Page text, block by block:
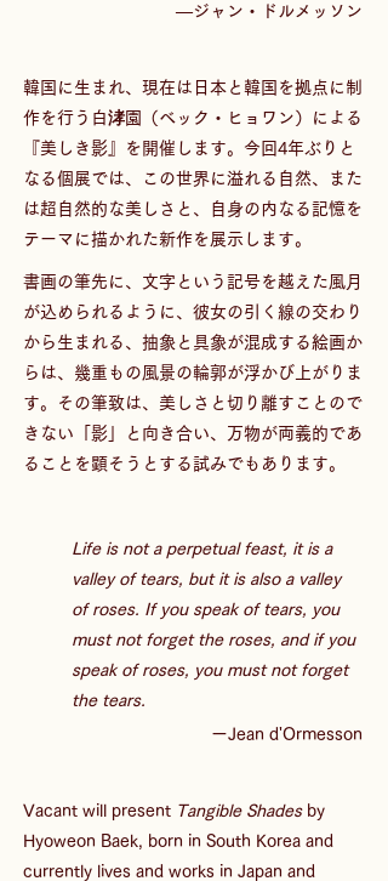
―ジャン・ドルメッソン
韓国に生まれ、現在は日本と韓国を拠点に制
作を行う白涍園（ベック・ヒョワン）による
『美しき影』を開催します。今回4年ぶりと
なる個展では、この世界に溢れる自然、また
は超自然的な美しさと、自身の内なる記憶を
テーマに描かれた新作を展示します。
書画の筆先に、文字という記号を越えた風月
が込められるように、彼女の引く線の交わり
から生まれる、抽象と具象が混成する絵画か
らは、幾重もの風景の輪郭が浮かび上がりま
す。その筆致は、美しさと切り離すことので
きない「影」と向き合い、万物が両義的であ
ることを顕そうとする試みでもあります。
Life is not a perpetual feast, it is a
valley of tears, but it is also a valley
of roses. If you speak of tears, you
must not forget the roses, and if you
speak of roses, you must not forget
the tears.
ーJean d'Ormesson
Vacant will present Tangible Shades by
Hyoweon Baek, born in South Korea and
currently lives and works in Japan and